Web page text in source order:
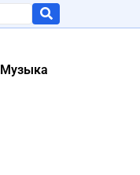
Музыка